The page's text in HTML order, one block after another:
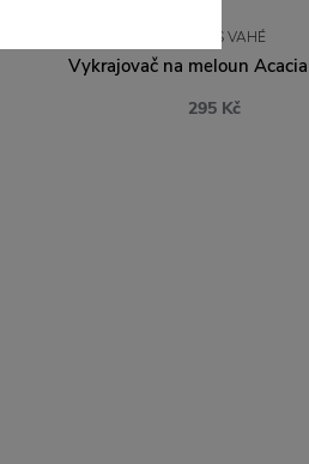
NICOLAS VAHÉ
Vykrajovač na meloun
295 Kč